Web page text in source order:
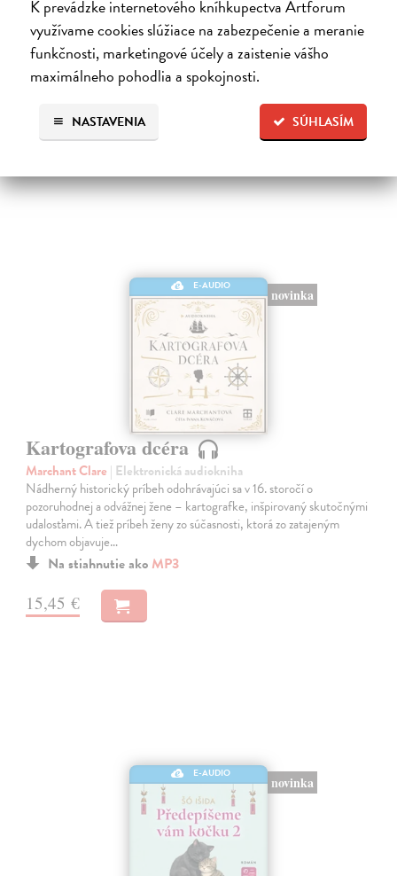
K prevádzke internetového kníhkupectva Artforum
využívame cookies slúžiace na zabezpečenie a meranie
funkčnosti, marketingové účely a zaistenie vášho
maximálneho pohodlia a spokojnosti.
SÚHLASÍM
NASTAVENIA
obchodný cestujúci Gregor Samsa jedného rána prebudí v posteli ako
„odporný hmyz“.Je to príbeh premeny bez zľutovania či prílišného
súcitu…
Na stiahnutie akoMP3
7,00 €
E-AUDIO
novinka
Kartografova dcéra
Marchant Clare | Elektronická audiokniha
Nádherný historický príbeh odohrávajúci sa v 16. storočí o
pozoruhodnej a odvážnej žene – kartografke, inšpirovaný skutočnými
udalosťami. A tiež príbeh ženy zo súčasnosti, ktorá zo zatajeným
dychom objavuje…
Na stiahnutie ako MP3
15,45 €
E-AUDIO
novinka